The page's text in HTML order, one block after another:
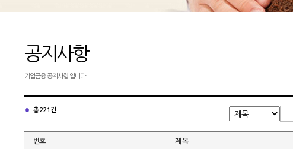
공지사항
기업금융 공지사항 입니다.
총 221건
번호 제 목